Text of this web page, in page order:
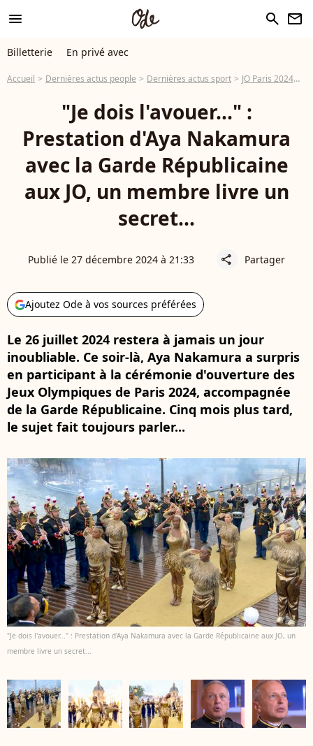
menu search newsletter
Billetterie En privé avec
Accueil Dernières actus people Dernières actus sport JO Paris 2024
"Je dois l'avouer..." :
Prestation d'Aya Nakamura
avec la Garde Républicaine
aux JO, un membre livre un
secret...
Publié le 27 décembre 2024 à 21:33 share Partager
Ajoutez Ode à vos sources préférées
Le 26 juillet 2024 restera à jamais un jour
inoubliable. Ce soir-là, Aya Nakamura a surpris
en participant à la cérémonie d'ouverture des
Jeux Olympiques de Paris 2024, accompagnée
de la Garde Républicaine. Cinq mois plus tard,
le sujet fait toujours parler...
"Je dois l'avouer..." : Prestation d'Aya Nakamura avec la Garde Républicaine aux JO, un
membre livre un secret...